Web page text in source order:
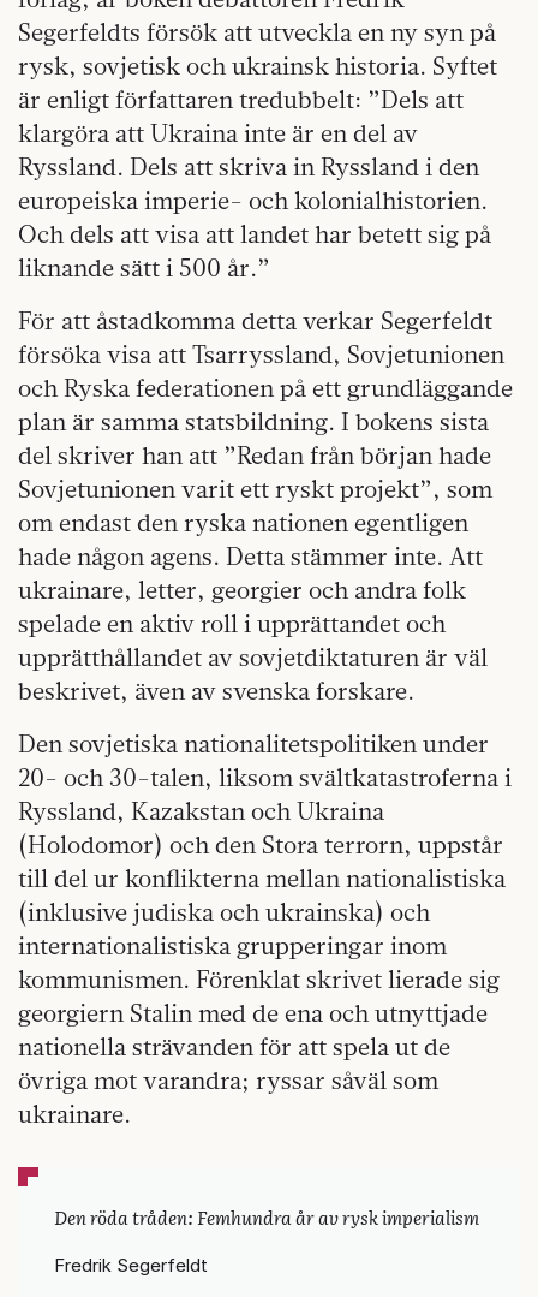
Segerfeldts försök att utveckla en ny syn på
rysk, sovjetisk och ukrainsk historia. Syftet
är enligt författaren tredubbelt: ”Dels att
klargöra att Ukraina inte är en del av
Ryssland. Dels att skriva in Ryssland i den
europeiska imperie- och kolonialhistorien.
Och dels att visa att landet har betett sig på
liknande sätt i 500 år.”
För att åstadkomma detta verkar Segerfeldt
försöka visa att Tsarryssland, Sovjetunionen
och Ryska federationen på ett grundläggande
plan är samma statsbildning. I bokens sista
del skriver han att ”Redan från början hade
Sovjetunionen varit ett ryskt projekt”, som
om endast den ryska nationen egentligen
hade någon agens. Detta stämmer inte. Att
ukrainare, letter, georgier och andra folk
spelade en aktiv roll i upprättandet och
upprätthållandet av sovjetdiktaturen är väl
beskrivet, även av svenska forskare.
Den sovjetiska nationalitetspolitiken under
20- och 30-talen, liksom svältkatastroferna i
Ryssland, Kazakstan och Ukraina
(Holodomor) och den Stora terrorn, uppstår
till del ur konflikterna mellan nationalistiska
(inklusive judiska och ukrainska) och
internationalistiska grupperingar inom
kommunismen. Förenklat skrivet lierade sig
georgiern Stalin med de ena och utnyttjade
nationella strävanden för att spela ut de
övriga mot varandra; ryssar såväl som
ukrainare.
Den röda tråden: Femhundra år av rysk imperialism
Fredrik Segerfeldt